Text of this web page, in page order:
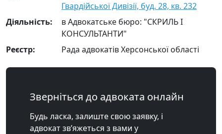
Гвардійської Дивізії, буд. 28, кв. 232
Діяльність:
в Адвокатське бюро: "СКРИЛЬ І
КОНСУЛЬТАНТИ"
Реєстр:
Рада адвокатів Херсонської області
Зверніться до адвоката онлайн
Будь ласка, залиште свою заявку, і
адвокат зв’яжеться з вами у